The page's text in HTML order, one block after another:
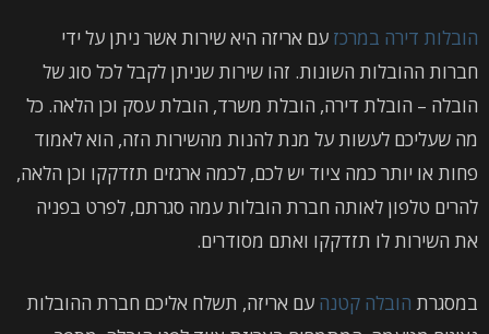
הובלות דירה במרכז עם אריזה היא שירות אשר ניתן על ידי
חברות ההובלות השונות. זהו שירות שניתן לקבל לכל סוג של
הובלה – הובלת דירה, הובלת משרד, הובלת עסק וכן הלאה. כל
מה שעליכם לעשות על מנת להנות מהשירות הזה, הוא לאמוד
פחות או יותר כמה ציוד יש לכם, לכמה ארגזים תזדקקו וכן הלאה,
להרים טלפון לאותה חברת הובלות עמה סגרתם, לפרט בפניה
את השירות לו תזדקקו ואתם מסודרים.
במסגרת הובלה קטנה עם אריזה, תשלח אליכם חברת ההובלות